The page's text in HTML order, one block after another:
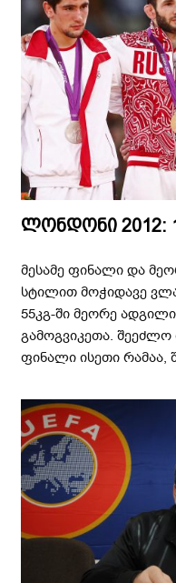
ლონდონი 2012:
მესამე ფინალი და
სტილით მოჭიდავე
55კგ-ში მეორე ადგილი
გამოგვიკეთა. შეეძლო
ფინალი ისეთი რამაა,